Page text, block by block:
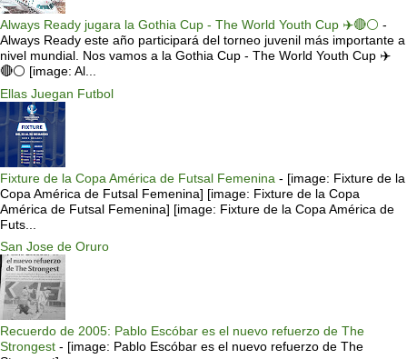
Always Ready jugara la Gothia Cup - The World Youth Cup ✈️🔴⚪️ -
Always Ready este año participará del torneo juvenil más importante a
nivel mundial. Nos vamos a la Gothia Cup - The World Youth Cup ✈️
🔴⚪️ [image: Al...
Ellas Juegan Futbol
Fixture de la Copa América de Futsal Femenina - [image: Fixture de la
Copa América de Futsal Femenina] [image: Fixture de la Copa
América de Futsal Femenina] [image: Fixture de la Copa América de
Futs...
San Jose de Oruro
Recuerdo de 2005: Pablo Escóbar es el nuevo refuerzo de The
Strongest - [image: Pablo Escóbar es el nuevo refuerzo de The